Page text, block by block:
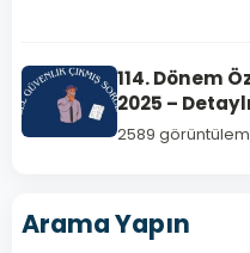
Güvenlik
Sınav
Soruları
ozelguvenliktestcoz.com
Tanıtımı
114. Dönem
2025 –
2589
Arama Yapın